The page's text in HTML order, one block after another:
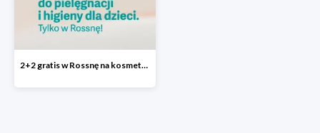
2+2 gratis w Rossnę na kosmetyki do pielęgnacji i higieny dla dzieci